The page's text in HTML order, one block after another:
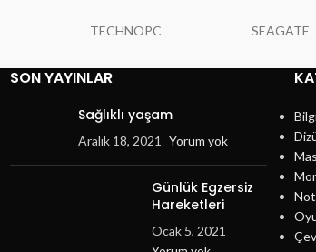
TECHNOPC SEAGATE
SON YAYINLAR
Sağlıklı yaşam
Aralık 18, 2021 Yorum yok
Günlük Egzersiz
Hareketleri
Ocak 5, 2021